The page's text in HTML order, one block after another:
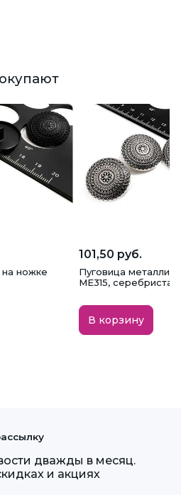
на ножке
101,50 руб.
Пуговица
ME315,
В корзину
дважды в месяц.
и акциях